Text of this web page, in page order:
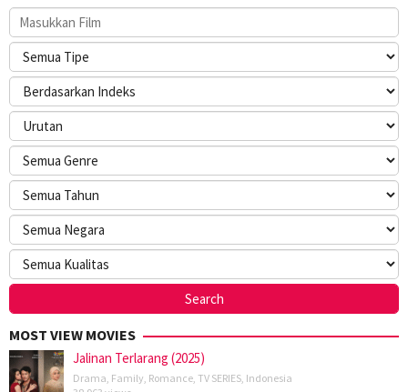
MOST VIEW MOVIES
Jalinan Terlarang (2025)
Drama Family Romance TV SERIES Indonesia